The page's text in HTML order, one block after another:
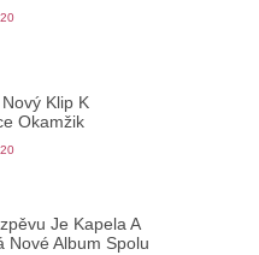
Klip K
Okamžik
Je Kapela A
Nové Album Spolu